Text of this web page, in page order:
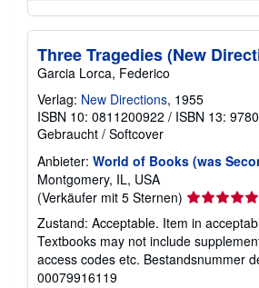
Three Tragedies (New
Garcia Lorca, Federico
Verlag: New Directions, 1955
ISBN 10: 0811200922 / ISBN 13:
Gebraucht / Softcover
Anbieter: World of Books (was
Montgomery, IL, USA
(Verkäufer mit 5 Sternen)
5
von
5
Sternen
Zustand: Acceptable. Item in
Textbooks may not include
access codes etc. Bestandsnummer
00079916119